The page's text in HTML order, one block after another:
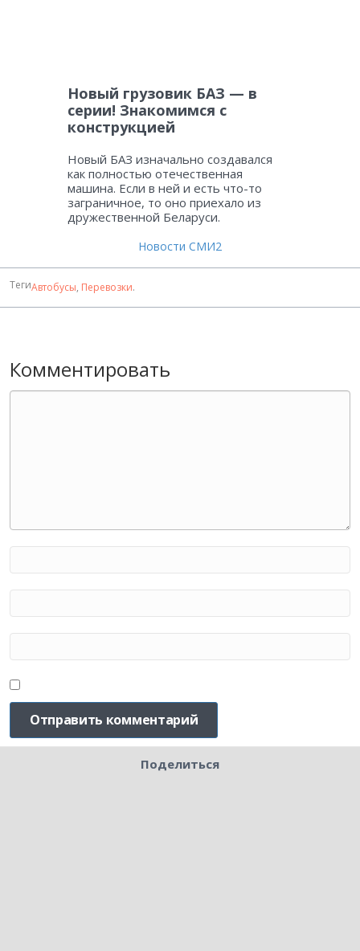
Новый грузовик БАЗ — в
серии! Знакомимся с
конструкцией
Новый БАЗ изначально создавался
как полностью отечественная
машина. Если в ней и есть что-то
заграничное, то оно приехало из
дружественной Беларуси.
Новости СМИ2
ТегиАвтобусы, Перевозки.
Комментировать
Поделиться